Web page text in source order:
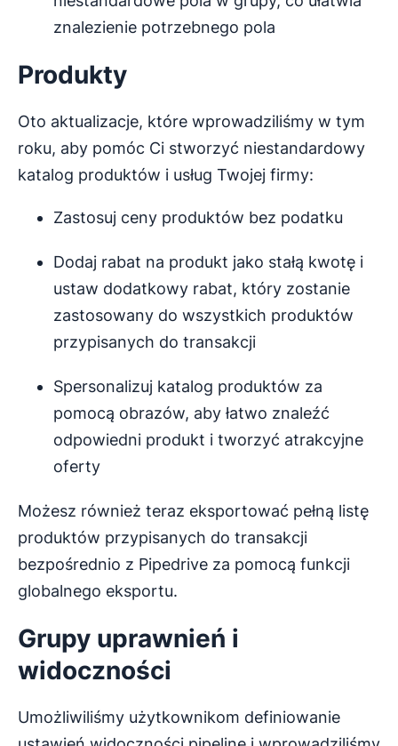
znalezienie potrzebnego pola
Produkty
Oto aktualizacje, które wprowadziliśmy w tym
roku, aby pomóc Ci stworzyć niestandardowy
katalog produktów i usług Twojej firmy:
Zastosuj ceny produktów bez podatku
Dodaj rabat na produkt jako stałą kwotę i
ustaw dodatkowy rabat, który zostanie
zastosowany do wszystkich produktów
przypisanych do transakcji
Spersonalizuj katalog produktów za
pomocą obrazów, aby łatwo znaleźć
odpowiedni produkt i tworzyć atrakcyjne
oferty
Możesz również teraz eksportować pełną listę
produktów przypisanych do transakcji
bezpośrednio z Pipedrive za pomocą funkcji
globalnego eksportu.
Grupy uprawnień i
widoczności
Umożliwiliśmy użytkownikom definiowanie